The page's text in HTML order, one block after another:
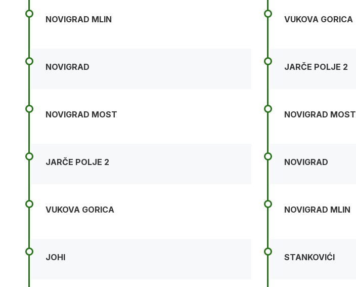
NOVIGRAD MLIN
NOVIGRAD
NOVIGRAD MOST
JARČE POLJE 2
VUKOVA GORICA
JOHI
VUKOVA GORICA
JARČE POLJE 2
NOVIGRAD MOST
NOVIGRAD
NOVIGRAD MLIN
STANKOVIĆI